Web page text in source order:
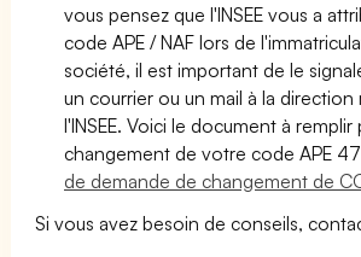
vous pensez que l'INSEE vous a
code APE / NAF lors de
société, il est important de le
un courrier ou un mail à la
l'INSEE. Voici le document à
changement de votre code APE
de demande de changement de
Si vous avez besoin de conseils,